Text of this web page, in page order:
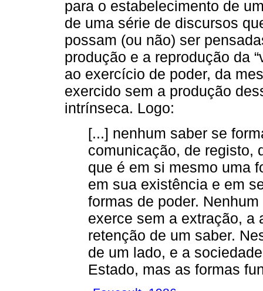
para o estabelecimento de
de uma série de discursos
possam (ou não) ser
produção e a reprodução da
ao exercício de poder, da
exercido sem a produção
intrínseca. Logo:
[...] nenhum saber se
comunicação, de registo,
que é em si mesmo uma
em sua existência e em
formas de poder.
exerce sem a extração, a
retenção de um saber.
de um lado, e a
Estado, mas as formas